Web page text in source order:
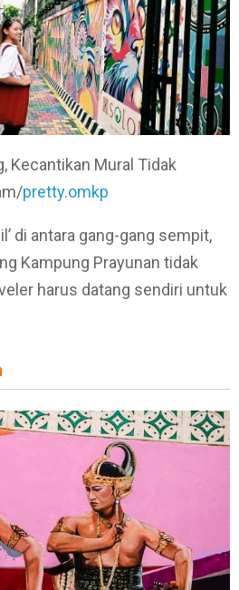
Kecantikan Mural Tidak
pretty.omkp
di antara gang-gang sempit,
Kampung Prayunan tidak
harus datang sendiri untuk